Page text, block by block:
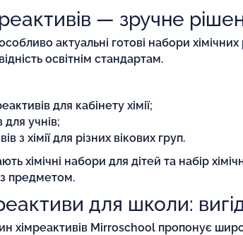
реактивів — зручне
актуальні готові набори
освітнім стандартам.
для кабінету хімії;
для учнів;
з хімії для різних вікових груп.
хімічні набори для дітей та набір
предметом.
для школи:
хімреактивів Mirroschool пропонує